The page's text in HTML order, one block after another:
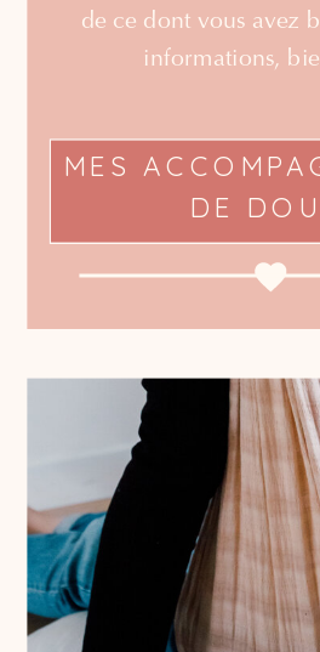
de ce dont vous avez
informations,
MES
DE